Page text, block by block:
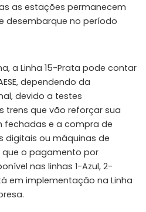
as estações permanecem
desembarque no período
a Linha 15-Prata pode contar
dependendo da
devido a testes
trens que vão reforçar sua
fechadas e a compra de
digitais ou máquinas de
o pagamento por
nas linhas 1-Azul, 2-
em implementação na Linha